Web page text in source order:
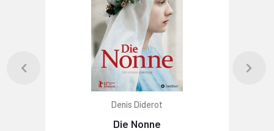
Denis Diderot
Die Nonne